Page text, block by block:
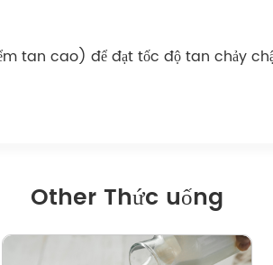
tan cao) để đạt tốc độ tan chảy
Other Thức uống